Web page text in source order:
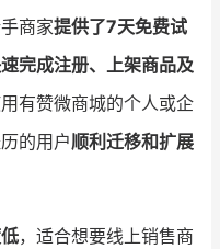
告
内参
商家提供了7天免费试
完成注册、上架商品及
有赞微商城的个人或企
的用户顺利迁移和扩展
，适合想要线上销售商